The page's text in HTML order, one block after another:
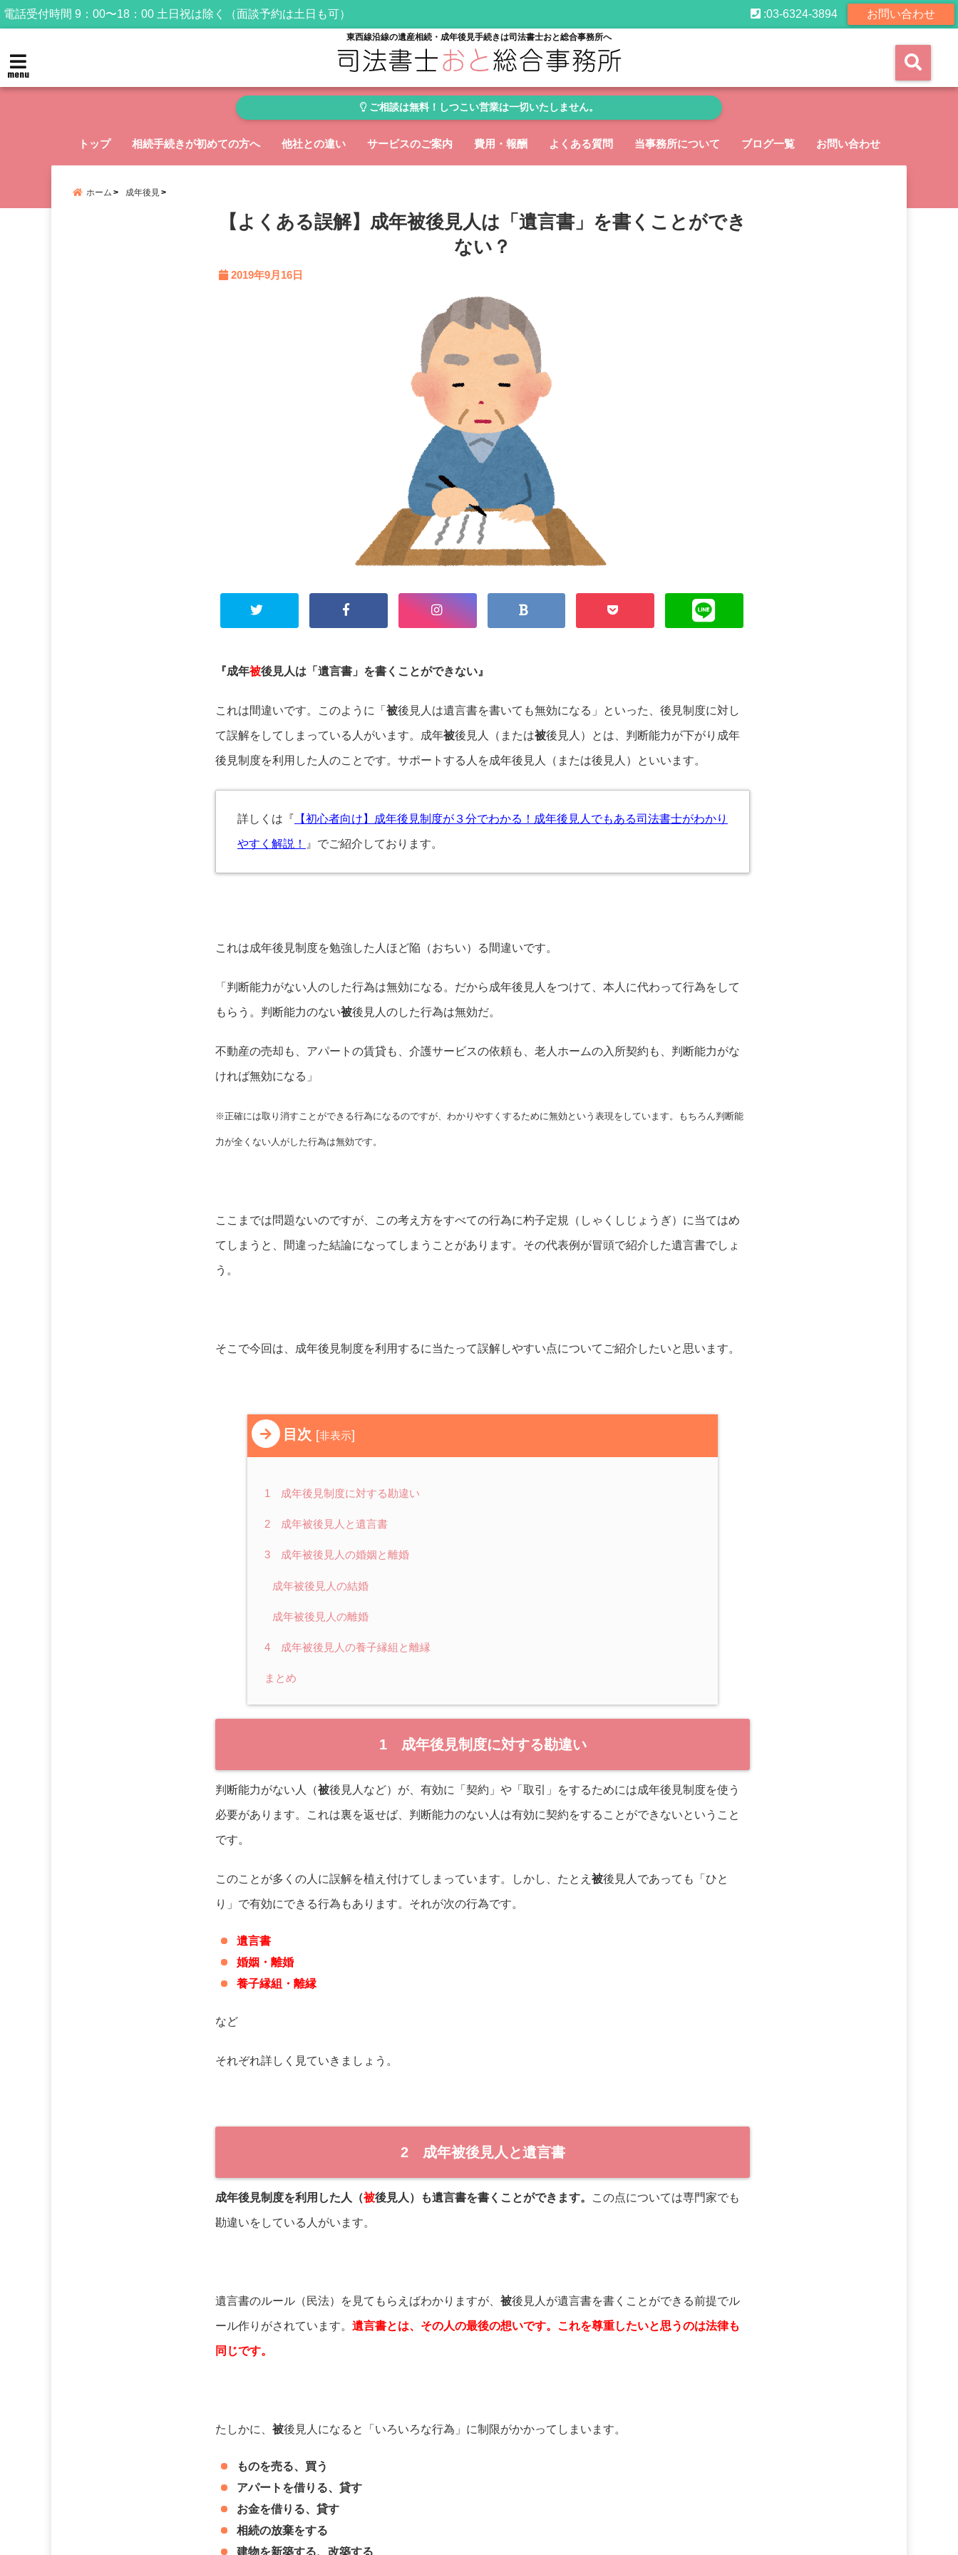
電話受付時間 9：00〜18：00 土日祝は除く（面談予約は土日も可） お問い合わせ
:03-6324-3894
東西線沿線の遺産相続・成年後見手続きは司法書士おと総合事務所へ
menu
ご相談は無料！しつこい営業は一切いたしません。
トップ 相続手続きが初めての方へ 他社との違い サービスのご案内 費用・報酬 よくある質問 当事務所について ブログ一覧 お問い合わせ
ホーム 成年後見
【よくある誤解】成年被後見人は「遺言書」を書くことができ
ない？
2019年9月16日
『成年被後見人は「遺言書」を書くことができない』
これは間違いです。このように「 被後見人は遺言書を書いても無効になる」といった、後見制度に対し
て誤解をしてしまっている人がいます。成年被後見人（または被後見人）とは、判断能力が下がり成年
後見制度を利用した人のことです。サポートする人を成年後見人（または後見人）といいます。
詳しくは『 【初心者向け】成年後見制度が３分でわかる！成年後見人でもある司法書士がわかり
やすく解説！ 』でご紹介しております。
これは成年後見制度を勉強した人ほど陥（おちい）る間違いです。
「判断能力がない人のした行為は無効になる。だから成年後見人をつけて、本人に代わって行為をして
もらう。判断能力のない被後見人のした行為は無効だ。
不動産の売却も、アパートの賃貸も、介護サービスの依頼も、老人ホームの入所契約も、判断能力がな
ければ無効になる」
※正確には取り消すことができる行為になるのですが、わかりやすくするために無効という表現をしています。もちろん判断能
力が全くない人がした行為は無効です。
ここまでは問題ないのですが、この考え方をすべての行為に杓子定規（しゃくしじょうぎ）に当てはめ
てしまうと、間違った結論になってしまうことがあります。その代表例が冒頭で紹介した遺言書でしょ
う。
そこで今回は、成年後見制度を利用するに当たって誤解しやすい点についてご紹介したいと思います。
目次 [非表示]
1 成年後見制度に対する勘違い
2 成年被後見人と遺言書
3 成年被後見人の婚姻と離婚
成年被後見人の結婚
成年被後見人の離婚
4 成年被後見人の養子縁組と離縁
まとめ
1 成年後見制度に対する勘違い
判断能力がない人（被後見人など）が、有効に「契約」や「取引」をするためには成年後見制度を使う
必要があります。これは裏を返せば、判断能力のない人は有効に契約をすることができないということ
です。
このことが多くの人に誤解を植え付けてしまっています。しかし、たとえ 被後見人であっても「ひと
り」で有効にできる行為もあります。それが次の行為です。
遺言書
婚姻・離婚
養子縁組・離縁
など
それぞれ詳しく見ていきましょう。
2 成年被後見人と遺言書
成年後見制度を利用した人（被後見人）も遺言書を書くことができます。 この点については専門家でも
勘違いをしている人がいます。
遺言書のルール（民法）を見てもらえばわかりますが、 被後見人が遺言書を書くことができる前提でル
ール作りがされています。 遺言書とは、その人の最後の想いです。これを尊重したいと思うのは法律も
同じです。
たしかに、 被後見人になると「いろいろな行為」に制限がかかってしまいます。
ものを売る、買う
アパートを借りる、貸す
お金を借りる、貸す
相続の放棄をする
建物を新築する、改築する